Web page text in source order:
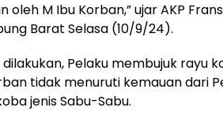
oleh M Ibu Korban,” ujar AKP
Barat Selasa (10/9/24).
Pelaku membujuk rayu
tidak menuruti kemauan dari
jenis Sabu-Sabu.